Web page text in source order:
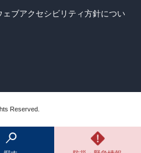
ブアクセシビリティ方針につい
Reserved.